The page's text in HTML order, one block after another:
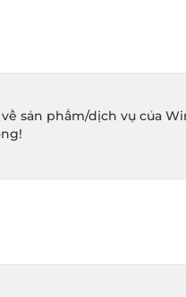
phẩm/dịch vụ của